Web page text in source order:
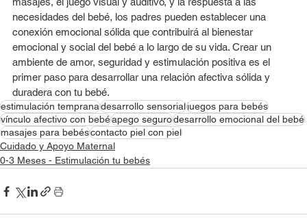
necesidades del bebé, los padres pueden establecer una
conexión emocional sólida que contribuirá al bienestar
emocional y social del bebé a lo largo de su vida. Crear un
ambiente de amor, seguridad y estimulación positiva es el
primer paso para desarrollar una relación afectiva sólida y
duradera con tu bebé.
estimulación tempranadesarrollo sensorialjuegos para bebés
vínculo afectivo con bebéapego segurodesarrollo emocional del bebé
masajes para bebéscontacto piel con piel
Cuidado y Apoyo Maternal
0-3 Meses - Estimulación tu bebés